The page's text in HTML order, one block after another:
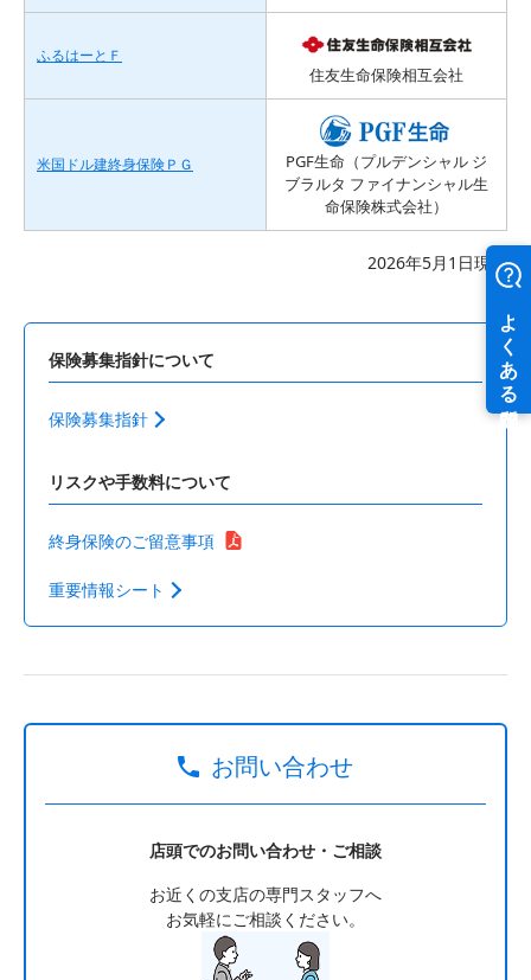
ふるはーとＦ
住友生命保険相互会社
米国ドル建終身保険ＰＧ
PGF生命（プルデンシャル ジ
ブラルタ ファイナンシャル生
命保険株式会社）
2026年5月1日現在
保険募集指針について
保険募集指針
リスクや手数料について
終身保険のご留意事項
重要情報シート
お問い合わせ
店頭でのお問い合わせ・ご相談
お近くの支店の専門スタッフへ
お気軽にご相談ください。